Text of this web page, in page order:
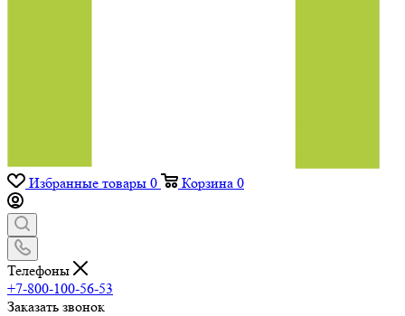
Избранные товары 0 Корзина 0
Телефоны
+7-800-100-56-53
Заказать звонок